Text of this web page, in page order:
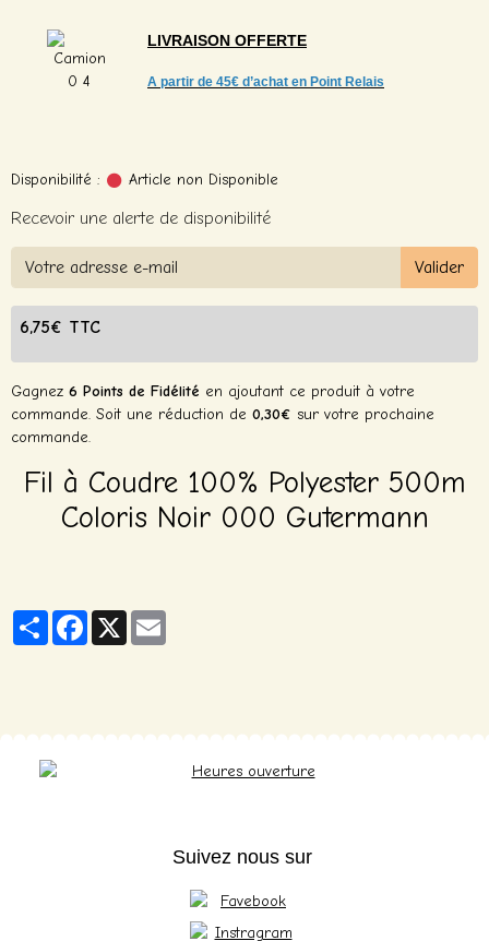
LIVRAISON OFFERTE
A partir de 45€ d’achat en Point Relais
Disponibilité : Article non Disponible
Recevoir une alerte de disponibilité
Valider
6,75€ TTC
Gagnez 6 Points de Fidélité en ajoutant ce produit à votre
commande. Soit une réduction de 0,30€ sur votre prochaine
commande.
Fil à Coudre 100% Polyester 500m
Coloris Noir 000 Gutermann
PartagerFacebook
X
Suivez nous sur